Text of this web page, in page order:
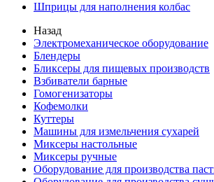
Шприцы для наполнения колбас
Назад
Электромеханическое оборудование
Блендеры
Бликсеры для пищевых производств
Взбиватели барные
Гомогенизаторы
Кофемолки
Куттеры
Машины для измельчения сухарей
Миксеры настольные
Миксеры ручные
Оборудование для производства